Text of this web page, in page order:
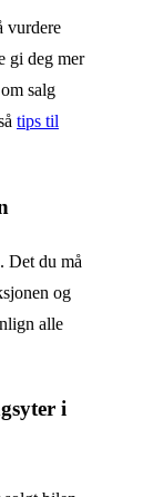
vurdere
gi deg mer
salg
tips til
Det du må
og
alle
i